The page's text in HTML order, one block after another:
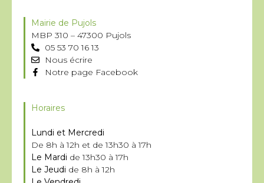
Mairie de Pujols
MBP 310 – 47300 Pujols
05 53 70 16 13
Nous écrire
Notre page Facebook
Horaires
Lundi et Mercredi
De 8h à 12h et de 13h30 à 17h
Le Mardi de 13h30 à 17h
Le Jeudi de 8h à 12h